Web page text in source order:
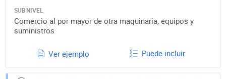
SUBNIVEL
Comercio al por mayor de otra maquinaria, equipos y
suministros
Ver ejemplo Puede incluir